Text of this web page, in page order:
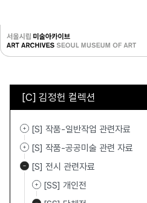
[C] 김정헌 컬렉션
[S] 작품-일반작업 관련자료
[S] 작품-공공미술 관련 자료
[S] 전시 관련자료
[SS] 개인전